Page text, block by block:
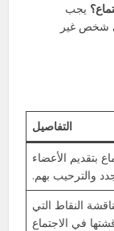
يجب
شخص غير
التفاصيل
بتقديم الأعضاء
والترحيب بهم.
النقاط التي
في الاجتماع